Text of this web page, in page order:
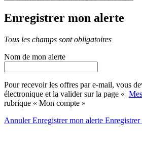
Enregistrer mon alerte
Tous les champs sont obligatoires
Nom de mon alerte
Pour recevoir les offres par e-mail, vous
électronique et la valider sur la page «
rubrique « Mon compte »
AnnulerEnregistrer mon alerte Enregistrer